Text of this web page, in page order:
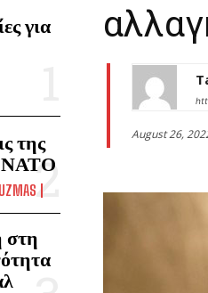
για
της
ΝΑΤΟ
στη
August 26,